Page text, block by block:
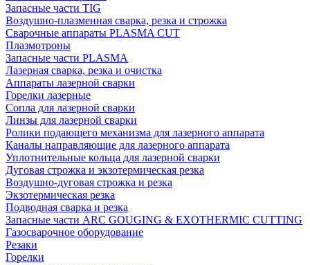
Запасные части TIG
Воздушно-плазменная сварка, резка и строжка
Сварочные аппараты PLASMA CUT
Плазмотроны
Запасные части PLASMA
Лазерная сварка, резка и очистка
Аппараты лазерной сварки
Горелки лазерные
Сопла для лазерной сварки
Линзы для лазерной сварки
Ролики подающего механизма для лазерного аппарата
Каналы направляющие для лазерного аппарата
Уплотнительные кольца для лазерной сварки
Дуговая строжка и экзотермическая резка
Воздушно-дуговая строжка и резка
Экзотермическая резка
Подводная сварка и резка
Запасные части ARC GOUGING & EXOTHERMIC CUTTING
Газосварочное оборудование
Резаки
Горелки